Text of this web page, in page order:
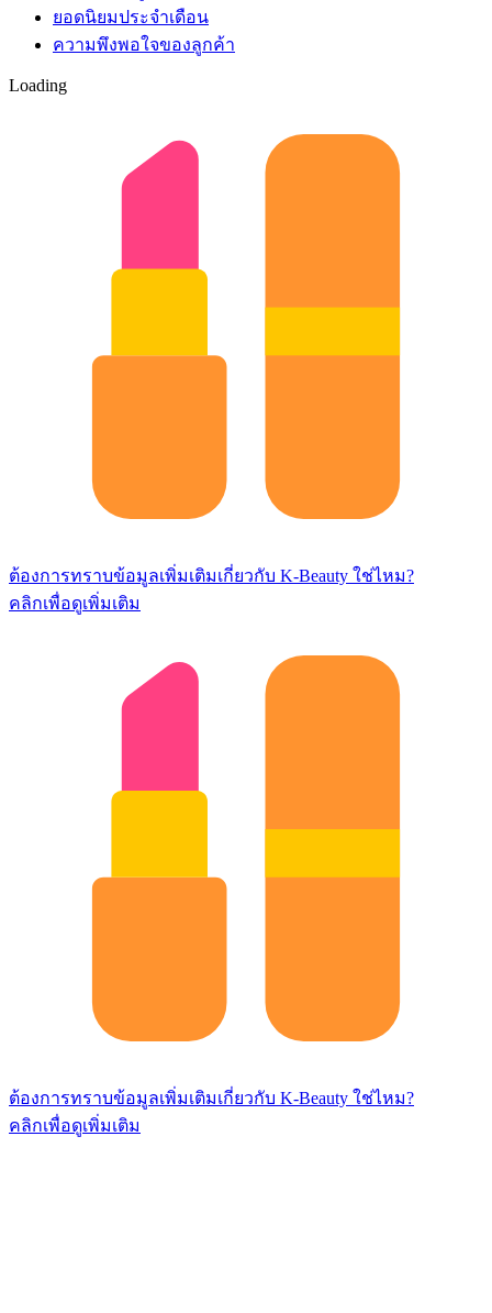
ยอดนิยมประจำเดือน
ความพึงพอใจของลูกค้า
Loading
ต้องการทราบข้อมูลเพิ่มเติมเกี่ยวกับ K-Beauty ใช่ไหม?
คลิกเพื่อดูเพิ่มเติม
ต้องการทราบข้อมูลเพิ่มเติมเกี่ยวกับ K-Beauty ใช่ไหม?
คลิกเพื่อดูเพิ่มเติม